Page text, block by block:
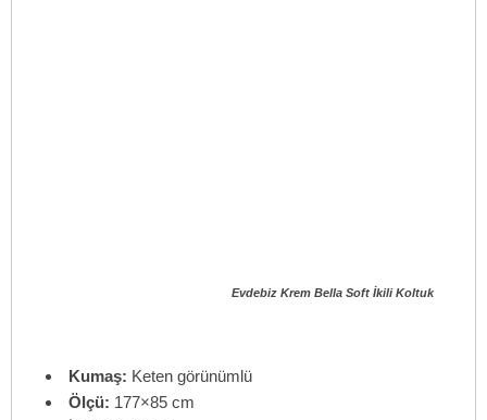
Evdebiz Krem Bella Soft İkili Koltuk
Kumaş: Keten görünümlü
Ölçü: 177×85 cm